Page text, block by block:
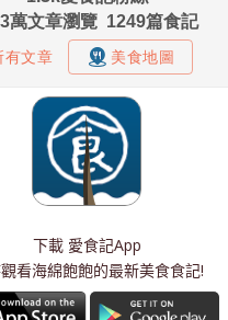
下載 愛食記App
看海綿飽飽的最新美食食記!